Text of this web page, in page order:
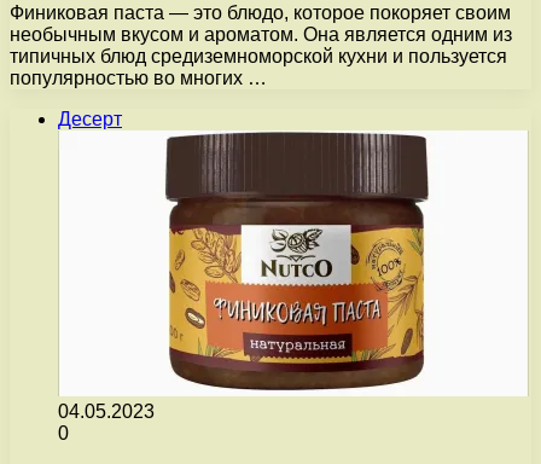
Финиковая паста — это блюдо, которое покоряет своим
необычным вкусом и ароматом. Она является одним из
типичных блюд средиземноморской кухни и пользуется
популярностью во многих …
Десерт
04.05.2023
0